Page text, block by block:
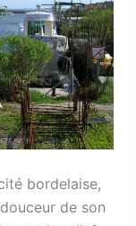
bordelaise,
de son